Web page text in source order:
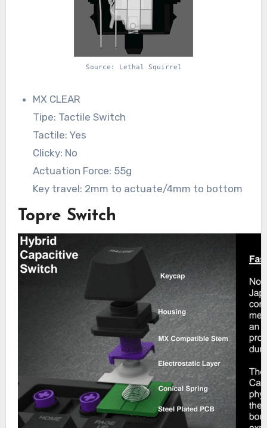
Source: Lethal Squirrel
MX CLEAR
Tipe: Tactile Switch
Tactile: Yes
Clicky: No
Actuation Force: 55g
Key travel: 2mm to actuate/4mm to bottom
Topre Switch